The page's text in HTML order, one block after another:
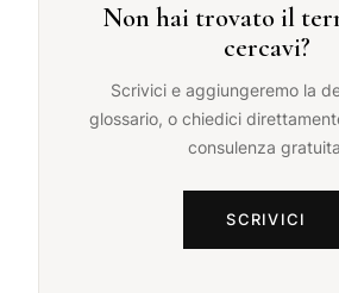
Non hai trovato il
cercavi?
Scrivici e aggiungeremo la
glossario, o chiedici
consulenza
SCRIVICI